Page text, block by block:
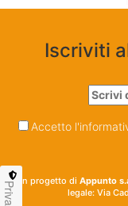
Iscriviti
Accetto
Un progetto di Appunto
legale: Via